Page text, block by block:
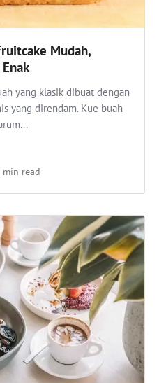
Mudah,
yang klasik dibuat dengan
yang direndam. Kue buah
min read